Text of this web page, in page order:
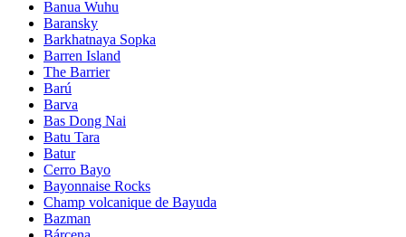
Banua Wuhu
Baransky
Barkhatnaya Sopka
Barren Island
The Barrier
Barú
Barva
Bas Dong Nai
Batu Tara
Batur
Cerro Bayo
Bayonnaise Rocks
Champ volcanique de Bayuda
Bazman